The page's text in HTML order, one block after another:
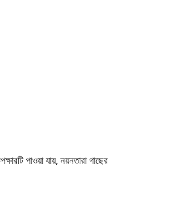
পাওয়া যায়, নয়নতারা গাছের